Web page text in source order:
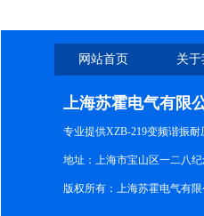
网站首页 关
上海苏霍电气有限
专业提供XZB-219变频谐振
地址：上海市宝山区一二八纪
版权所有：上海苏霍电气有